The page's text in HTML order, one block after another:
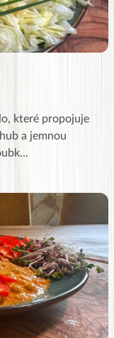
které propojuje
a jemnou
...